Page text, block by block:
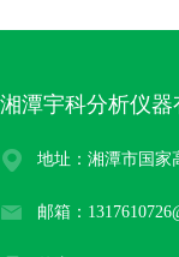
湘潭宇科分析仪器
地址：湘潭市国家
邮箱：